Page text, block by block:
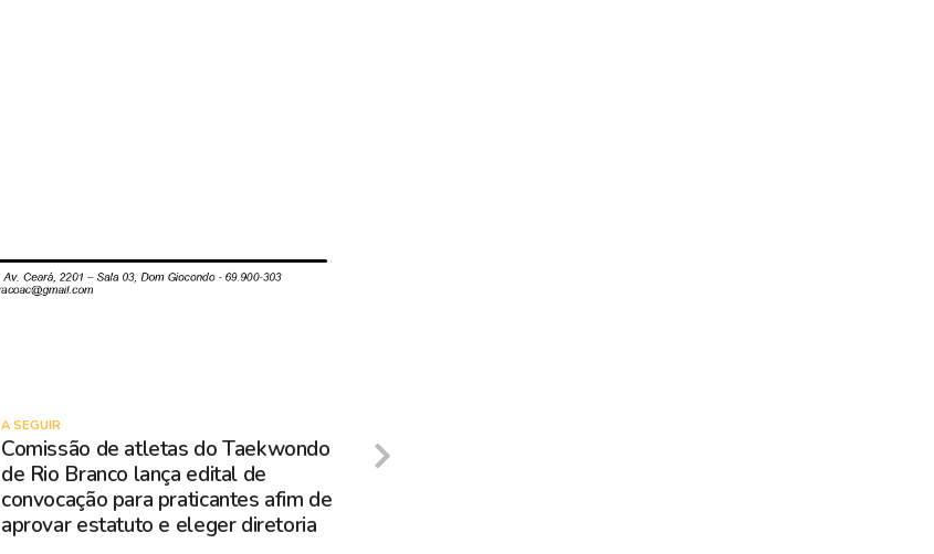
A SEGUIR
Comissão de atletas do Taekwondo
de Rio Branco lança edital de
convocação para praticantes afim de
aprovar estatuto e eleger diretoria